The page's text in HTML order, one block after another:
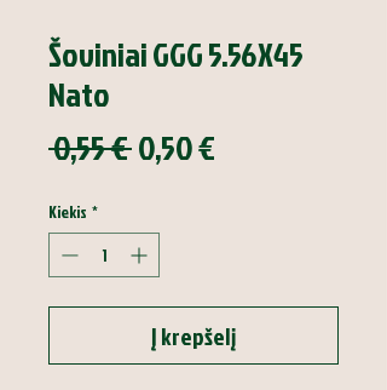
Šoviniai GGG 5.56X45
Nato
0,55 € Įprastinė
0,50 €Pardavimo
Kiekis *
Į krepšelį